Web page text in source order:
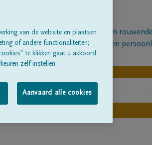
Een platform om
te betuigen met een
van de website en plaatsen
of andere functionaliteiten;
te klikken gaat u akkoord
zelf instellen.
Aanvaard alle cookies